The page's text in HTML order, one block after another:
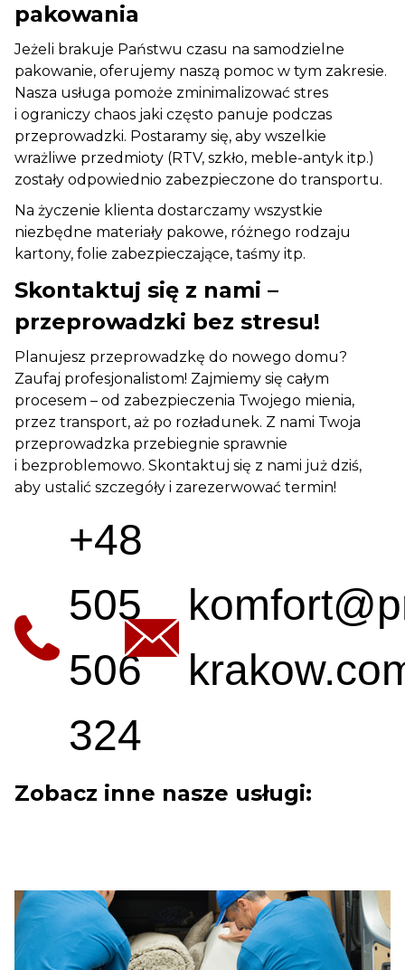
pakowania
Jeżeli brakuje Państwu czasu na samodzielne
pakowanie, oferujemy naszą pomoc w tym zakresie.
Nasza usługa pomoże zminimalizować stres
i ograniczy chaos jaki często panuje podczas
przeprowadzki. Postaramy się, aby wszelkie
wrażliwe przedmioty (RTV, szkło, meble-antyk itp.)
zostały odpowiednio zabezpieczone do transportu.
Na życzenie klienta dostarczamy wszystkie
niezbędne materiały pakowe, różnego rodzaju
kartony, folie zabezpieczające, taśmy itp.
Skontaktuj się z nami –
przeprowadzki bez stresu!
Planujesz przeprowadzkę do nowego domu?
Zaufaj profesjonalistom! Zajmiemy się całym
procesem – od zabezpieczenia Twojego mienia,
przez transport, aż po rozładunek. Z nami Twoja
przeprowadzka przebiegnie sprawnie
i bezproblemowo. Skontaktuj się z nami już dziś,
aby ustalić szczegóły i zarezerwować termin!
+48
505
506
324
Zobacz inne nasze usługi: